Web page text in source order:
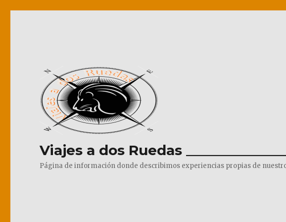
Viajes a dos Ruedas
Página de información donde describimos experiencias propias de